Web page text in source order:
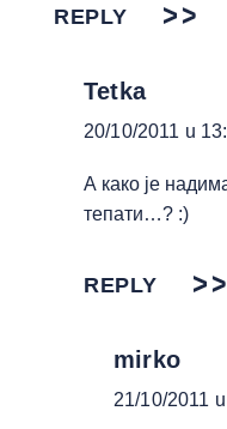
REPLY
Tetka
20/10/2011 u
А како је
тепати…? :)
REPLY
mirko
21/10/2011